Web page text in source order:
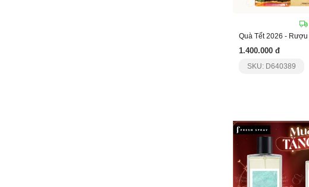
1.400.000 đ
SKU: D640389